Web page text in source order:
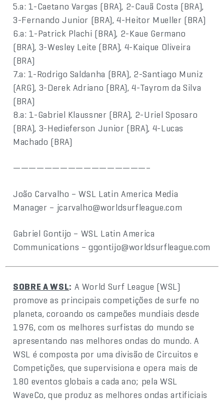
5.a: 1-Caetano Vargas (BRA), 2-Cauã Costa (BRA),
3-Fernando Junior (BRA), 4-Heitor Mueller (BRA)
6.a: 1-Patrick Plachi (BRA), 2-Kaue Germano
(BRA), 3-Wesley Leite (BRA), 4-Kaique Oliveira
(BRA)
7.a: 1-Rodrigo Saldanha (BRA), 2-Santiago Muniz
(ARG), 3-Derek Adriano (BRA), 4-Tayrom da Silva
(BRA)
8.a: 1-Gabriel Klaussner (BRA), 2-Uriel Sposaro
(BRA), 3-Hedieferson Junior (BRA), 4-Lucas
Machado (BRA)
—————————————————–
João Carvalho – WSL Latin America Media
Manager – jcarvalho@worldsurfleague.com
Gabriel Gontijo – WSL Latin America
Communications – ggontijo@worldsurfleague.com
SOBRE A WSL: A World Surf League (WSL)
promove as principais competições de surfe no
planeta, coroando os campeões mundiais desde
1976, com os melhores surfistas do mundo se
apresentando nas melhores ondas do mundo. A
WSL é composta por uma divisão de Circuitos e
Competições, que supervisiona e opera mais de
180 eventos globais a cada ano; pela WSL
WaveCo, que produz as melhores ondas artificiais